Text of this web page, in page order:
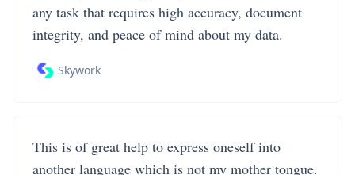
any task that requires high accuracy, document
integrity, and peace of mind about my data.
Skywork
This is of great help to express oneself into
another language which is not my mother tongue.